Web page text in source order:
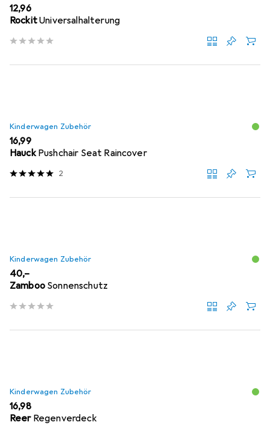
EUR
12,96
RockitUniversalhalterung
Kinderwagen Zubehör
EUR
16,99
Hauck Pushchair Seat Raincover
2
Kinderwagen Zubehör
EUR
40,–
Zamboo Sonnenschutz
Kinderwagen Zubehör
EUR
16,98
Reer Regenverdeck